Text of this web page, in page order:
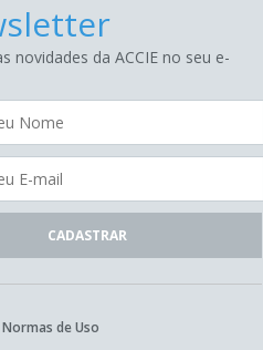
novidades da ACCIE no seu e-
Normas de Uso